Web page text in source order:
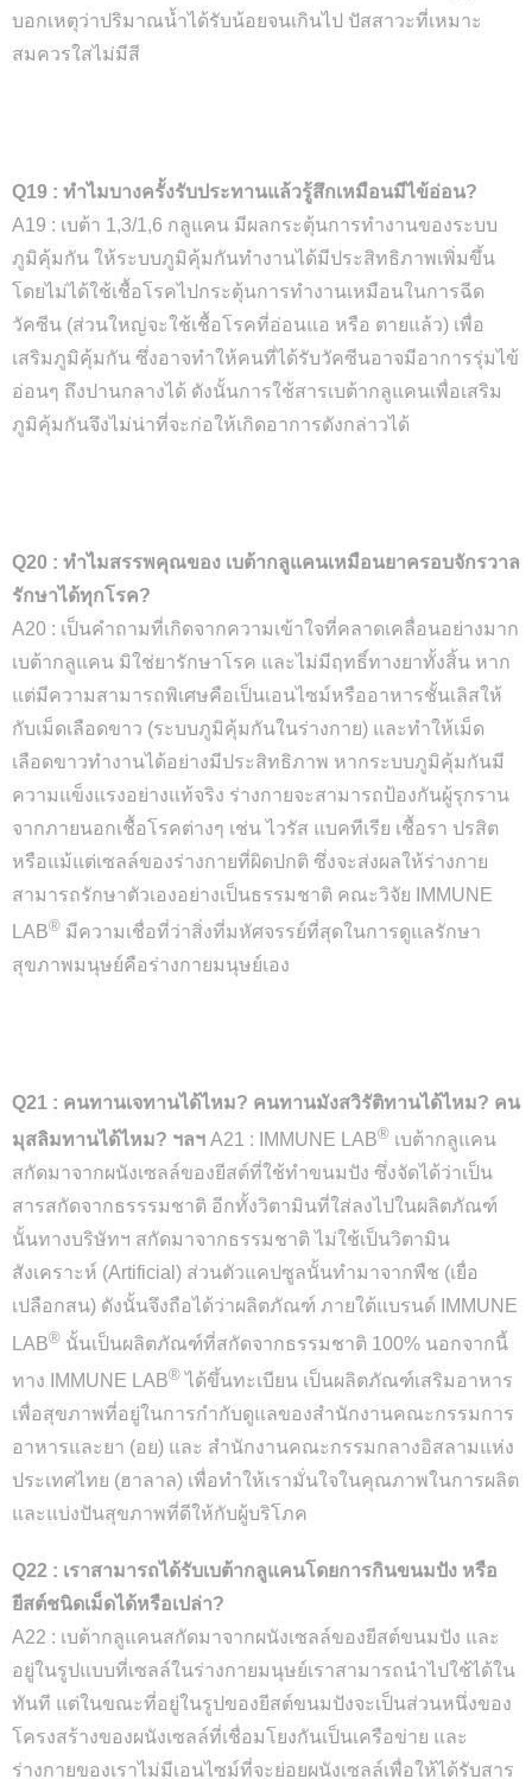
บอกเหตุว่าปริมาณน้ำได้รับน้อยจนเกินไป ปัสสาวะที่เหมาะ
สมควรใสไม่มีสี
Q19 : ทำไมบางครั้งรับประทานแล้วรู้สึกเหมือนมีไข้อ่อน?
A19 : เบต้า 1,3/1,6 กลูแคน มีผลกระตุ้นการทำงานของระบบ
ภูมิคุ้มกัน ให้ระบบภูมิคุ้มกันทำงานได้มีประสิทธิภาพเพิ่มขึ้น
โดยไม่ได้ใช้เชื้อโรคไปกระตุ้นการทำงานเหมือนในการฉีด
วัคซีน (ส่วนใหญ่จะใช้เชื้อโรคที่อ่อนแอ หรือ ตายแล้ว) เพื่อ
เสริมภูมิคุ้มกัน ซึ่งอาจทำให้คนที่ได้รับวัคซีนอาจมีอาการรุ่มไข้
อ่อนๆ ถึงปานกลางได้ ดังนั้นการใช้สารเบต้ากลูแคนเพื่อเสริม
ภูมิคุ้มกันจึงไม่น่าที่จะก่อให้เกิดอาการดังกล่าวได้
Q20 : ทำไมสรรพคุณของ เบต้ากลูแคนเหมือนยาครอบจักรวาล
รักษาได้ทุกโรค?
A20 : เป็นคำถามที่เกิดจากความเข้าใจที่คลาดเคลื่อนอย่างมาก
เบต้ากลูแคน มิใช่ยารักษาโรค และไม่มีฤทธิ์ทางยาทั้งสิ้น หาก
แต่มีความสามารถพิเศษคือเป็นเอนไซม์หรืออาหารชั้นเลิสให้
กับเม็ดเลือดขาว (ระบบภูมิคุ้มกันในร่างกาย) และทำให้เม็ด
เลือดขาวทำงานได้อย่างมีประสิทธิภาพ หากระบบภูมิคุ้มกันมี
ความแข็งแรงอย่างแท้จริง ร่างกายจะสามารถป้องกันผู้รุกราน
จากภายนอกเชื้อโรคต่างๆ เช่น ไวรัส แบคทีเรีย เชื้อรา ปรสิต
หรือแม้แต่เซลล์ของร่างกายที่ผิดปกติ ซึ่งจะส่งผลให้ร่างกาย
สามารถรักษาตัวเองอย่างเป็นธรรมชาติ คณะวิจัย IMMUNE
LAB® มีความเชื่อที่ว่าสิ่งที่มหัศจรรย์ที่สุดในการดูแลรักษา
สุขภาพมนุษย์คือร่างกายมนุษย์เอง
Q21 : คนทานเจทานได้ไหม? คนทานมังสวิรัติทานได้ไหม? คน
มุสลิมทานได้ไหม? ฯลฯ A21 : IMMUNE LAB® เบต้ากลูแคน
สกัดมาจากผนังเซลล์ของยีสต์ที่ใช้ทำขนมปัง ซึ่งจัดได้ว่าเป็น
สารสกัดจากธรรรมชาติ อีกทั้งวิตามินที่ใส่ลงไปในผลิตภัณฑ์
นั้นทางบริษัทฯ สกัดมาจากธรรมชาติ ไม่ใช้เป็นวิตามิน
สังเคราะห์ (Artificial) ส่วนตัวแคปซูลนั้นทำมาจากพืช (เยื่อ
เปลือกสน) ดังนั้นจึงถือได้ว่าผลิตภัณฑ์ ภายใต้แบรนด์ IMMUNE
LAB® นั้นเป็นผลิตภัณฑ์ที่สกัดจากธรรมชาติ 100% นอกจากนี้
ทาง IMMUNE LAB® ได้ขึ้นทะเบียน เป็นผลิตภัณฑ์เสริมอาหาร
เพื่อสุขภาพที่อยู่ในการกำกับดูแลของสำนักงานคณะกรรมการ
อาหารและยา (อย) และ สำนักงานคณะกรรมกลางอิสลามแห่ง
ประเทศไทย (ฮาลาล) เพื่อทำให้เรามั่นใจในคุณภาพในการผลิต
และแบ่งปันสุขภาพที่ดีให้กับผู้บริโภค
Q22 : เราสามารถได้รับเบต้ากลูแคนโดยการกินขนมปัง หรือ
ยีสต์ชนิดเม็ดได้หรือเปล่า?
A22 : เบต้ากลูแคนสกัดมาจากผนังเซลล์ของยีสต์ขนมปัง และ
อยู่ในรูปแบบที่เซลล์ในร่างกายมนุษย์เราสามารถนำไปใช้ได้ใน
ทันที แต่ในขณะที่อยู่ในรูปของยีสต์ขนมปังจะเป็นส่วนหนึ่งของ
โครงสร้างของผนังเซลล์ที่เชื่อมโยงกันเป็นเครือข่าย และ
ร่างกายของเราไม่มีเอนไซม์ที่จะย่อยผนังเซลล์เพื่อให้ได้รับสาร